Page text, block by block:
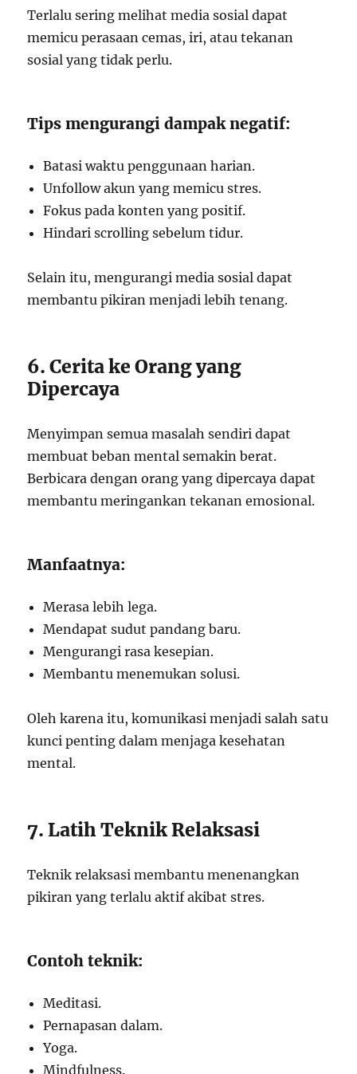
Terlalu sering melihat media sosial dapat
memicu perasaan cemas, iri, atau tekanan
sosial yang tidak perlu.
Tips mengurangi dampak negatif:
Batasi waktu penggunaan harian.
Unfollow akun yang memicu stres.
Fokus pada konten yang positif.
Hindari scrolling sebelum tidur.
Selain itu, mengurangi media sosial dapat
membantu pikiran menjadi lebih tenang.
6. Cerita ke Orang yang
Dipercaya
Menyimpan semua masalah sendiri dapat
membuat beban mental semakin berat.
Berbicara dengan orang yang dipercaya dapat
membantu meringankan tekanan emosional.
Manfaatnya:
Merasa lebih lega.
Mendapat sudut pandang baru.
Mengurangi rasa kesepian.
Membantu menemukan solusi.
Oleh karena itu, komunikasi menjadi salah satu
kunci penting dalam menjaga kesehatan
mental.
7. Latih Teknik Relaksasi
Teknik relaksasi membantu menenangkan
pikiran yang terlalu aktif akibat stres.
Contoh teknik:
Meditasi.
Pernapasan dalam.
Yoga.
Mindfulness.